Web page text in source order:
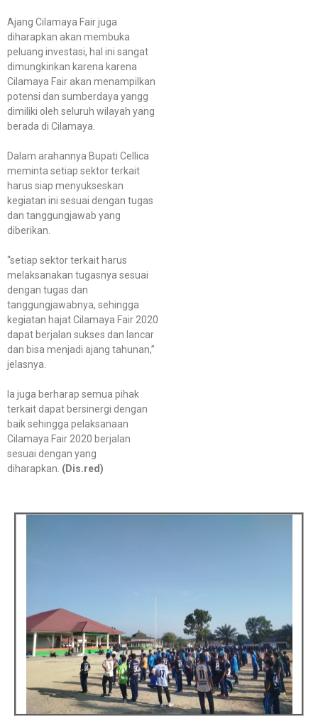
Ajang Cilamaya Fair juga
diharapkan akan membuka
peluang investasi, hal ini sangat
dimungkinkan karena karena
Cilamaya Fair akan menampilkan
potensi dan sumberdaya yangg
dimiliki oleh seluruh wilayah yang
berada di Cilamaya.
Dalam arahannya Bupati Cellica
meminta setiap sektor terkait
harus siap menyukseskan
kegiatan ini sesuai dengan tugas
dan tanggungjawab yang
diberikan.
“setiap sektor terkait harus
melaksanakan tugasnya sesuai
dengan tugas dan
tanggungjawabnya, sehingga
kegiatan hajat Cilamaya Fair 2020
dapat berjalan sukses dan lancar
dan bisa menjadi ajang tahunan,”
jelasnya.
Ia juga berharap semua pihak
terkait dapat bersinergi dengan
baik sehingga pelaksanaan
Cilamaya Fair 2020 berjalan
sesuai dengan yang
diharapkan. (Dis.red)